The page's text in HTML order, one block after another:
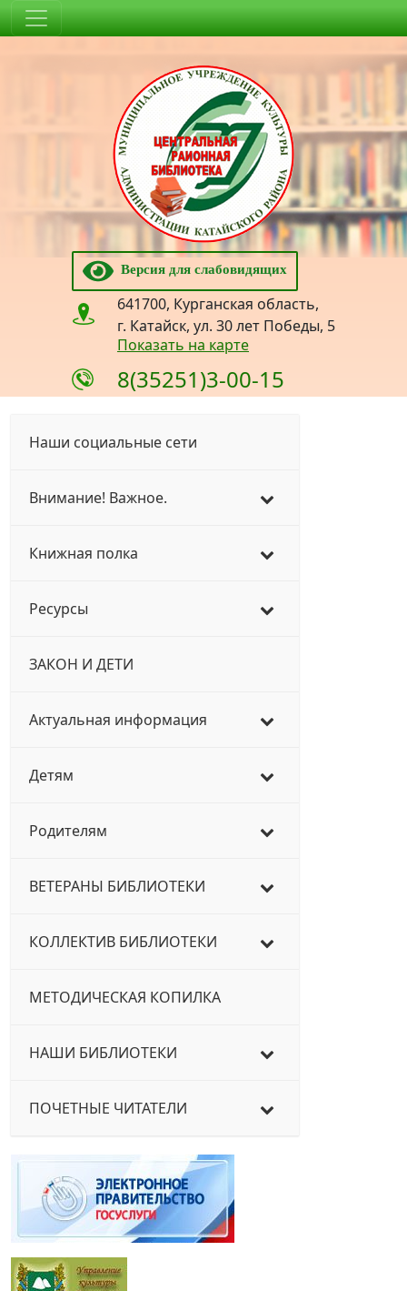
Версия для слабовидящих
641700, Курганская область,
г. Катайск, ул. 30 лет Победы, 5
Показать на карте
8(35251)3-00-15
Наши социальные сети
Внимание! Важное.
Книжная полка
Ресурсы
ЗАКОН И ДЕТИ
Актуальная информация
Детям
Родителям
ВЕТЕРАНЫ БИБЛИОТЕКИ
КОЛЛЕКТИВ БИБЛИОТЕКИ
МЕТОДИЧЕСКАЯ КОПИЛКА
НАШИ БИБЛИОТЕКИ
ПОЧЕТНЫЕ ЧИТАТЕЛИ